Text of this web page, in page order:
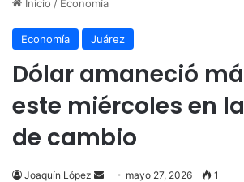
Inicio / Economía
Economía Juárez
Dólar amaneció
este miércoles en
de cambio
Joaquín López
Send mayo 27, 2026 1